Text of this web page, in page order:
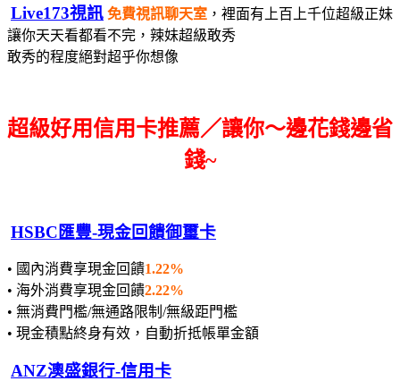
Live173視訊 免費視訊聊天室 ，裡面有上百上千位超級正妹
讓你天天看都看不完，辣妹超級敢秀
敢秀的程度絕對超乎你想像
超級好用信用卡推薦／讓你～邊花錢邊省
錢~
HSBC匯豐-現金回饋御璽卡
• 國內消費享現金回饋1.22%
• 海外消費享現金回饋2.22%
• 無消費門檻/無通路限制/無級距門檻
• 現金積點終身有效，自動折抵帳單金額
ANZ澳盛銀行-信用卡